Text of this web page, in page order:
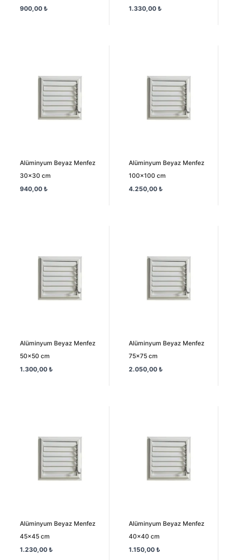
900,00₺
1.330,00₺
Alüminyum Beyaz Menfez
30×30 cm
940,00₺
Alüminyum Beyaz Menfez
100×100 cm
4.250,00₺
Alüminyum Beyaz Menfez
50×50 cm
1.300,00₺
Alüminyum Beyaz Menfez
75×75 cm
2.050,00₺
Alüminyum Beyaz Menfez
45×45 cm
1.230,00₺
Alüminyum Beyaz Menfez
40×40 cm
1.150,00₺